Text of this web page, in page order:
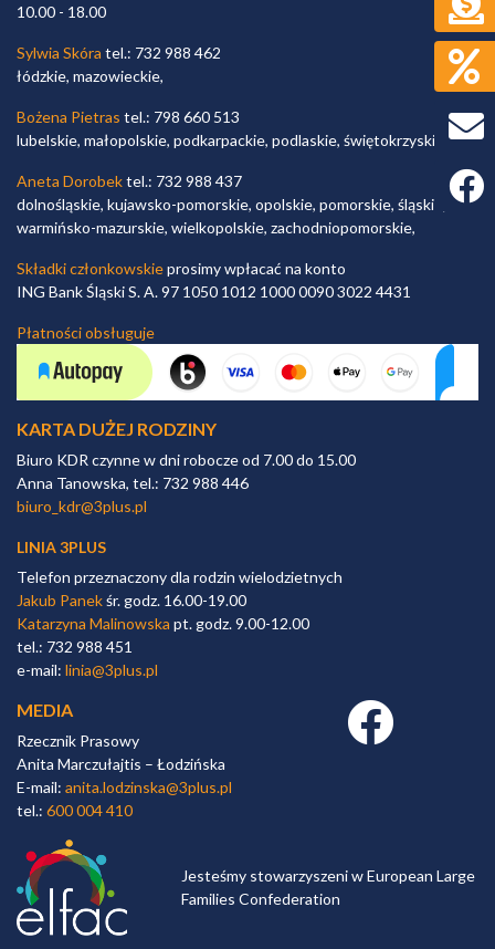
10.00 - 18.00
Sylwia Skóra tel.: 732 988 462
łódzkie, mazowieckie,
Bożena Pietras tel.: 798 660 513
lubelskie, małopolskie, podkarpackie, podlaskie, świętokrzyskie,
Aneta Dorobektel.: 732 988 437
dolnośląskie, kujawsko-pomorskie, opolskie, pomorskie, śląskie,
warmińsko-mazurskie, wielkopolskie, zachodniopomorskie,
Składki członkowskieprosimy wpłacać na konto
ING Bank Śląski S. A. 97 1050 1012 1000 0090 3022 4431
Płatności obsługuje
KARTA DUŻEJ RODZINY
Biuro KDR czynne w dni robocze od 7.00 do 15.00
Anna Tanowska, tel.: 732 988 446
biuro_kdr@3plus.pl
LINIA 3PLUS
Telefon przeznaczony dla rodzin wielodzietnych
Jakub Panekśr. godz. 16.00-19.00
Katarzyna Malinowska pt. godz. 9.00-12.00
tel.: 732 988 451
e-mail: linia@3plus.pl
MEDIA
Rzecznik Prasowy
Anita Marczułajtis – Łodzińska
E-mail: anita.lodzinska@3plus.pl
tel.: 600 004 410
Facebook link
Jesteśmy stowarzyszeni w European Large
Families Confederation